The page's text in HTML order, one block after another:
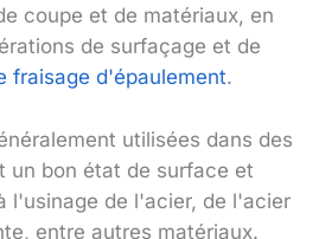
coupe et de matériaux, en
de surfaçage et de
fraisage d'épaulement.
utilisées dans des
un bon état de surface et
l'usinage de l'acier, de l'acier
entre autres matériaux.